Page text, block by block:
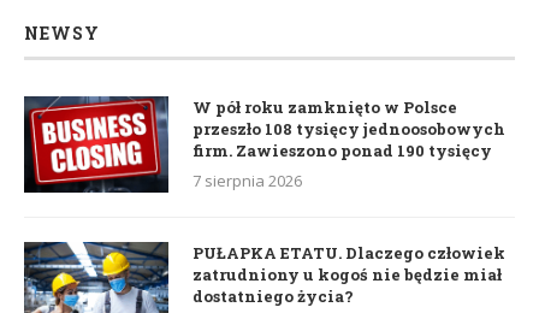
NEWSY
W pół roku zamknięto w Polsce
przeszło 108 tysięcy jednoosobowych
firm. Zawieszono ponad 190 tysięcy
7 sierpnia 2026
PUŁAPKA ETATU. Dlaczego człowiek
zatrudniony u kogoś nie będzie miał
dostatniego życia?